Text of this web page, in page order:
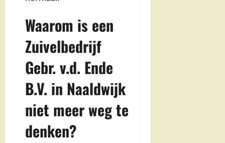
Waarom is een
Zuivelbedrijf
Gebr. v.d. Ende
B.V. in Naaldwijk
niet meer weg te
denken?